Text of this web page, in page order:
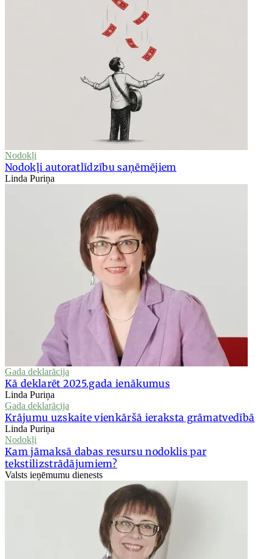
Nodokļi
Nodokļi autoratlīdzību saņēmējiem
Linda Puriņa
Gada deklarācija
Kā deklarēt 2025.gada ienākumus
Linda Puriņa
Gada deklarācija
Krājumu uzskaite vienkāršā ieraksta grāmatvedībā
Linda Puriņa
Nodokļi
Kam jāmaksā dabas resursu nodoklis par
tekstilizstrādājumiem?
Valsts ieņēmumu dienests